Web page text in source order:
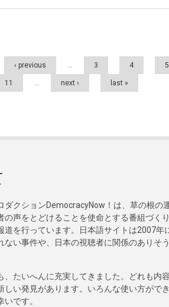
‹ previous … 3 4 5
11 … next › last »
ダクションDemocracyNow！は、草の根の
の声をとどけることを使命とする番組づく
道を行っています。日本語サイトは2007年
ない事件や、日本の視聴者に関係のありそ
、たいへんに充実してきました。どれも内
しい発見があります。いろんな使い方がで
です。